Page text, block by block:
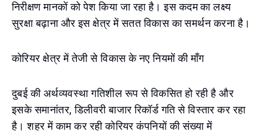
निरीक्षण मानकों को पेश किया जा रहा है। इस कदम का लक्ष्य
सुरक्षा बढ़ाना और इस क्षेत्र में सतत विकास का समर्थन करना है।
कोरियर क्षेत्र में तेजी से विकास के नए नियमों की माँग
दुबई की अर्थव्यवस्था गतिशील रूप से विकसित हो रही है और
इसके समानांतर, डिलीवरी बाजार रिकॉर्ड गति से विस्तार कर रहा
है। शहर में काम कर रही कोरियर कंपनियों की संख्या में